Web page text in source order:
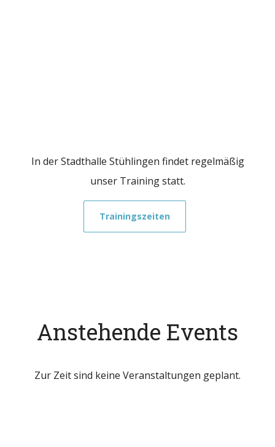
In der Stadthalle Stühlingen findet regelmäßig
unser Training statt.
Trainingszeiten
Anstehende Events
Zur Zeit sind keine Veranstaltungen geplant.